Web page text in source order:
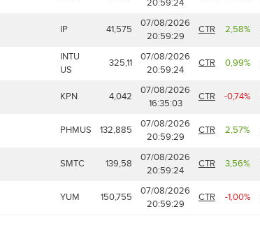
20:59:24
IP 41,575
07/08/2026
20:59:29
CTR 2,58%
INTU
US
325,11
07/08/2026
20:59:24
CTR 0,99%
KPN 4,042
07/08/2026
16:35:03
CTR -0,74%
PHMUS 132,885
07/08/2026
20:59:29
CTR 2,57%
SMTC 139,58
07/08/2026
20:59:24
CTR 3,56%
YUM 150,755
07/08/2026
20:59:29
CTR -1,00%